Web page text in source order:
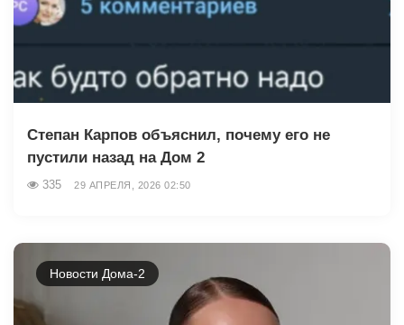
Степан Карпов объяснил, почему его не
пустили назад на Дом 2
335 29 АПРЕЛЯ, 2026 02:50
Новости Дома-2